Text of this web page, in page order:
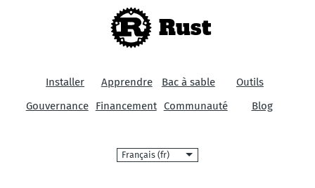
Rust
Installer Apprendre Bac à sable
Outils
Gouvernance
Financement Communauté Blog
Langue